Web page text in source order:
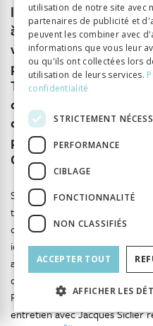
les séparer.»Godard:
à Sacha Guitry.»
voit le rapport.»
problème du texte et
Truffaut n’est pas là,
d’ouvrir à sa place
qu’Hiroshimadonne
pas été voir la
Cinémathèque.»
Si le film de Guitry et celui de
totalement du point de vue de
orale, du ton et du mode
iconiques (cf. chapitre VII), ils
autonomiser la parole par
over apparaît, ici comme là,
Resnais réitérera d’ailleurs en
entretien avec Jacques Siclier
utilisation de notre site avec
partenaires de publicité et
peuvent les combiner avec
informations que vous leur
ou qu'ils ont collectées lors
utilisation de leurs services.
confidentialité
STRICTEMENT
PERFORMANCE
CIBLAGE
FONCTIONNALITÉ
NON CLASSIFIÉS
ACCEPTER TOUT
AFFICHER LES